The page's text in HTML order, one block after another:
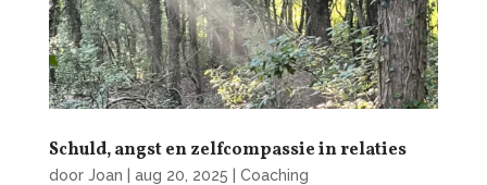
Schuld, angst en zelfcompassie in relaties
door Joan aug 20, 2025 Coaching